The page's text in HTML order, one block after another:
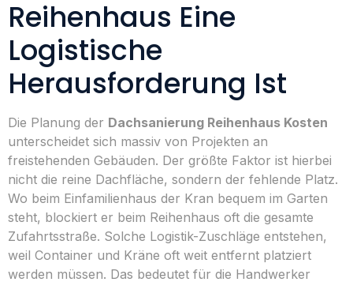
Reihenhaus Eine
Logistische
Herausforderung Ist
Die Planung der Dachsanierung Reihenhaus Kosten
unterscheidet sich massiv von Projekten an
freistehenden Gebäuden. Der größte Faktor ist hierbei
nicht die reine Dachfläche, sondern der fehlende Platz.
Wo beim Einfamilienhaus der Kran bequem im Garten
steht, blockiert er beim Reihenhaus oft die gesamte
Zufahrtsstraße. Solche Logistik-Zuschläge entstehen,
weil Container und Kräne oft weit entfernt platziert
werden müssen. Das bedeutet für die Handwerker